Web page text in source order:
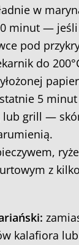
w
minut — jeśli
pod
do
5 minut
grill —
z
kalafiora